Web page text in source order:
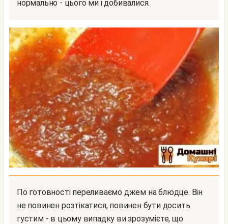
нормально - цього ми і добивалися.
По готовності переливаємо джем на блюдце. Він
не повинен розтікатися, повинен бути досить
густим - в цьому випадку ви зрозумієте, що